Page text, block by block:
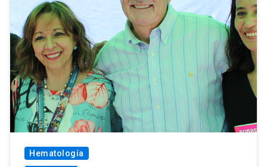
Hematología